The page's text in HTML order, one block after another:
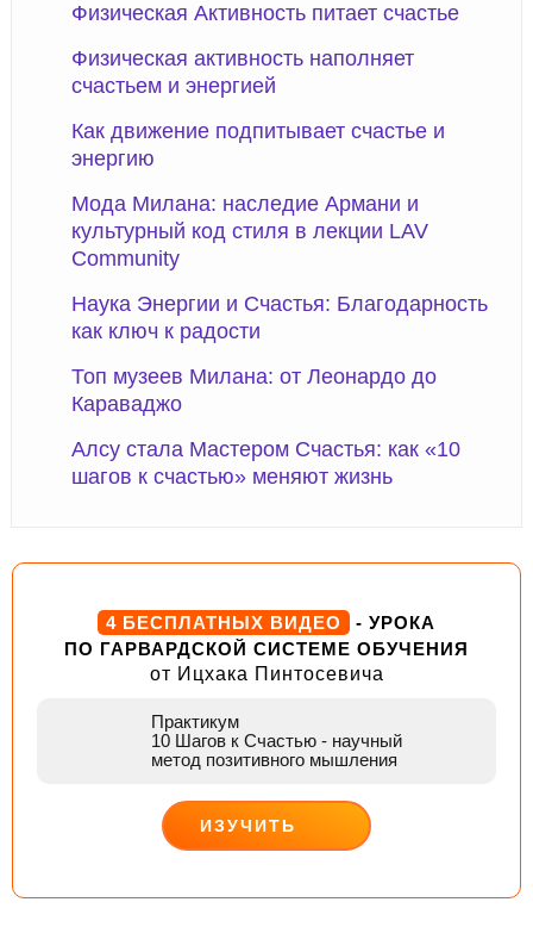
Физическая Активность питает счастье
Физическая активность наполняет
счастьем и энергией
Как движение подпитывает счастье и
энергию
Мода Милана: наследие Армани и
культурный код стиля в лекции LAV
Community
Наука Энергии и Счастья: Благодарность
как ключ к радости
Топ музеев Милана: от Леонардо до
Караваджо
Алсу стала Мастером Счастья: как «10
шагов к счастью» меняют жизнь
4 БЕСПЛАТНЫХ ВИДЕО
- УРОКА
ПО ГАРВАРДСКОЙ СИСТЕМЕ ОБУЧЕНИЯ
от Ицхака Пинтосевича
Практикум
10 Шагов к Счастью - научный
метод позитивного мышления
ИЗУЧИТЬ